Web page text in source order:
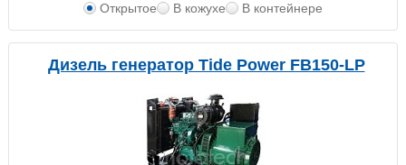
Открытое В кожухе В контейнере
Дизель генератор Tide Power FB150-LP